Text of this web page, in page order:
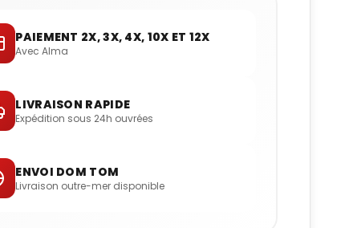
PAIEMENT 2X, 3X, 4X, 10X ET 12X
Avec Alma
LIVRAISON RAPIDE
Expédition sous 24h ouvrées
ENVOI DOM TOM
Livraison outre-mer disponible